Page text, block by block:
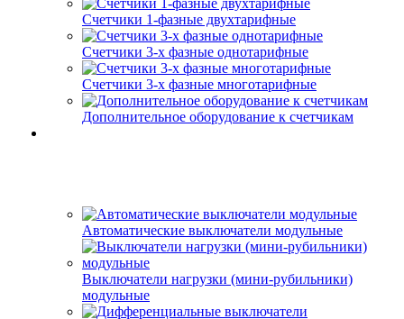
Счетчики 1-фазные двухтарифные
Счетчики 3-х фазные однотарифные
Счетчики 3-х фазные многотарифные
Дополнительное оборудование к счетчикам
Автоматические выключатели модульные
Выключатели нагрузки (мини-рубильники)
модульные